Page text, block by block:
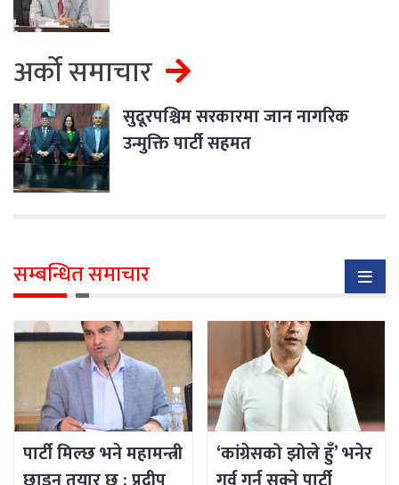
अर्को समाचार
सुदूरपश्चिम सरकारमा जान नागरिक
उन्मुक्ति पार्टी सहमत
सम्बन्धित समाचार
पार्टी मिल्छ भने महामन्त्री
‘कांग्रेसको झोले हुँ’ भनेर